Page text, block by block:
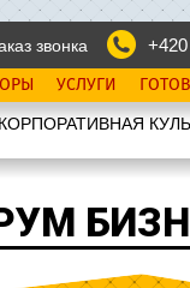
звонка
УСЛУГИ
КОРПОРАТИВНАЯ